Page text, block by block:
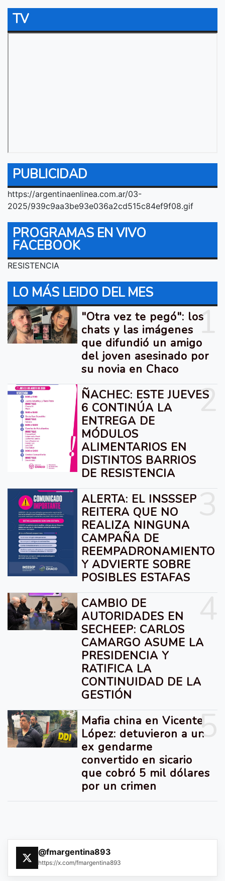
TV
PUBLICIDAD
https://argentinaenlinea.com.ar/03-
2025/939c9aa3be93e036a2cd515c84ef9f08.gif
PROGRAMAS EN VIVO
FACEBOOK
RESISTENCIA
LO MÁS LEIDO DEL MES
1
"Otra vez te pegó": los
chats y las imágenes
que difundió un amigo
del joven asesinado por
su novia en Chaco
2
ÑACHEC: ESTE JUEVES
6 CONTINÚA LA
ENTREGA DE
MÓDULOS
ALIMENTARIOS EN
DISTINTOS BARRIOS
DE RESISTENCIA
ALERTA: EL INSSSEP
REITERA QUE NO
REALIZA NINGUNA
CAMPAÑA DE
REEMPADRONAMIENTO
Y ADVIERTE SOBRE
POSIBLES ESTAFAS
CAMBIO DE
AUTORIDADES EN
SECHEEP: CARLOS
CAMARGO ASUME LA
PRESIDENCIA Y
RATIFICA LA
CONTINUIDAD DE LA
GESTIÓN
5
Mafia china en Vicente
López: detuvieron a un
ex gendarme
convertido en sicario
que cobró 5 mil dólares
por un crimen
@fmargentina893
https://x.com/fmargentina893